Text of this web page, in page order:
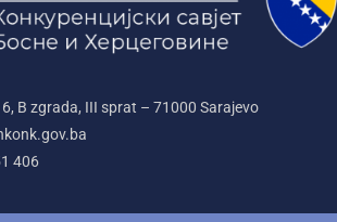
B zgrada, III sprat – 71000‌ Sarajevo
406